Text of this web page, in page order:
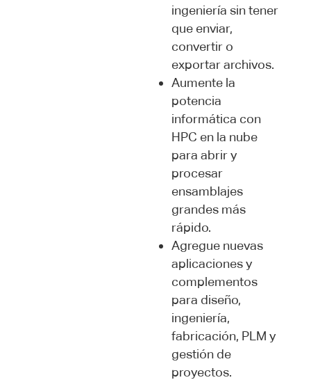
ingeniería sin tener
que enviar,
convertir o
exportar archivos.
Aumente la
potencia
informática con
HPC en la nube
para abrir y
procesar
ensamblajes
grandes más
rápido.
Agregue nuevas
aplicaciones y
complementos
para diseño,
ingeniería,
fabricación, PLM y
gestión de
proyectos.